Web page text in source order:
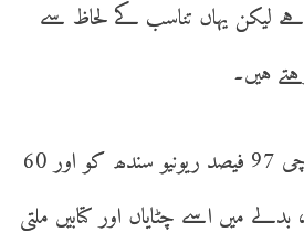
لیکن یہاں تناسب کے لحاظ سے
ہیں۔
ان کا کہنا ہے کہ کراچی 97 فیصد ریونیو سندھ کو اور 60
فیصد وفاق کو دیتا ہے، بدلے میں اسے چٹایاں اور کتابیں ملتی